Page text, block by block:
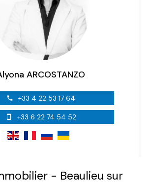
ARCOSTANZO
+33 4 22 53 17 64
+33 6 22 74 54 52
- Beaulieu sur